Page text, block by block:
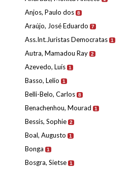
Anjos, Paulo dos 8
Araújo, José Eduardo 7
Ass.Int.Juristas Democratas 1
Autra, Mamadou Ray 2
Azevedo, Luís 1
Basso, Lelio 1
Belli-Belo, Carlos 8
Benachenhou, Mourad 1
Bessis, Sophie 2
Boal, Augusto 1
Bonga 1
Bosgra, Sietse 1